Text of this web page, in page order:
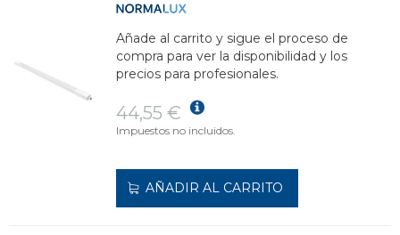
Añade al carrito y sigue el proceso de
compra para ver la disponibilidad y los
precios para profesionales.
44,55 €
Impuestos no incluidos.
AÑADIR AL CARRITO